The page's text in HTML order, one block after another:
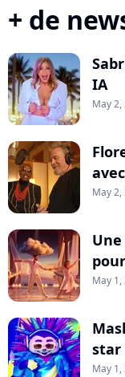
+ de
IA
May 2,
May 2,
May 1,
star
May 1,